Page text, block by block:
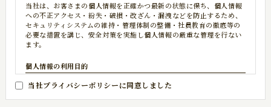
当社は、お客さまの個人情報を正確かつ最新の状態に保ち、個人情報
への不正アクセス・紛失・破損・改ざん・漏洩などを防止するため、
セキュリティシステムの維持・管理体制の整備・社員教育の徹底等の
必要な措置を講じ、安全対策を実施し個人情報の厳重な管理を行ない
ます。
個人情報の利用目的
本ウェブサイトでは、お客様からのお問い合わせ時に、お名前、e-
当社プライバシーポリシーに同意しました